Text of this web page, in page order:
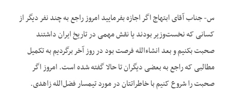
س- جناب آقای ابتهاج اگر اجازه بفرمایید امروز راجع به چند نفر دیگر از
کسانی که نخست‌وزیر بودند یا نقش مهمی در تاریخ ایران داشتند
صحبت بکنیم و بعد انشاءالله فرصت بود در روز آخر برگردیم به تکمیل
مطالبی که راجع به بعضی دیگران تا حالا گفته شده است. امروز اگر
صحبت را شروع کنیم با خاطراتتان در مورد تیمسار فضل‌الله زاهدی.